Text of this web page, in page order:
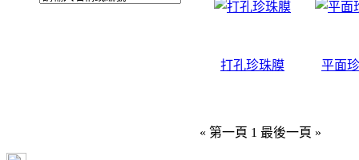
打孔珍珠膜 平面
« 第一頁 1 最後一頁 »